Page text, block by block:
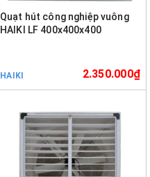
Quạt hút công nghiệp vuông
HAIKI LF 400x400x400
HAIKI 2.350.000₫